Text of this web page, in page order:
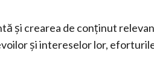
și crearea de conținut
și intereselor lor,